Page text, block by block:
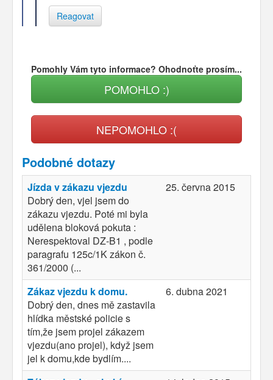
Reagovat
Pomohly Vám tyto informace? Ohodnoťte prosím...
POMOHLO :)
NEPOMOHLO :(
Podobné dotazy
Jízda v zákazu vjezdu
Dobrý den, vjel jsem do
zákazu vjezdu. Poté mi byla
udělena bloková pokuta :
Nerespektoval DZ-B1 , podle
paragrafu 125c/1K zákon č.
361/2000 (...
25. června 2015
Zákaz vjezdu k domu.
Dobrý den, dnes mě zastavila
hlídka městské policie s
tím,že jsem projel zákazem
vjezdu(ano projel), když jsem
jel k domu,kde bydlím....
6. dubna 2021